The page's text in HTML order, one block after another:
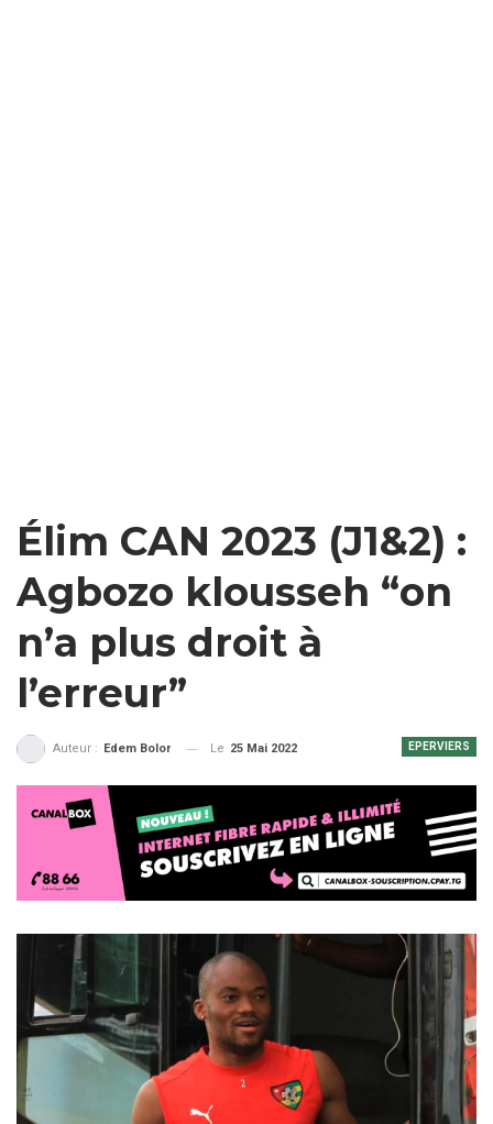
Élim CAN 2023 (J1&2) :
Agbozo klousseh “on
n’a plus droit à
l’erreur”
EPERVIERS
Auteur : Edem Bolor Le 25 Mai 2022